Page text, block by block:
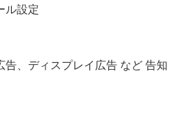
ル設定
告、ディスプレイ広告 など 告知